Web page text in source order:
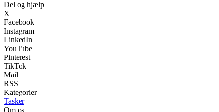
Del og hjælp
X
Facebook
Instagram
LinkedIn
YouTube
Pinterest
TikTok
Mail
RSS
Kategorier
Tasker
Om os